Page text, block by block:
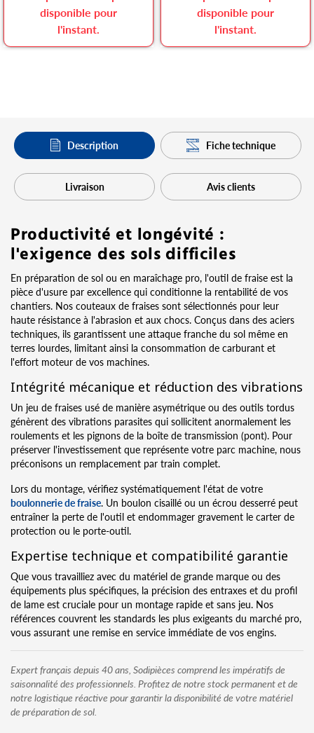
disponible pour
l'instant.
disponible pour
l'instant.
Description Fiche technique
Livraison Avis clients
Productivité et longévité :
l'exigence des sols difficiles
En préparation de sol ou en maraîchage pro, l'outil de fraise est la
pièce d'usure par excellence qui conditionne la rentabilité de vos
chantiers. Nos couteaux de fraises sont sélectionnés pour leur
haute résistance à l'abrasion et aux chocs. Conçus dans des aciers
techniques, ils garantissent une attaque franche du sol même en
terres lourdes, limitant ainsi la consommation de carburant et
l'effort moteur de vos machines.
Intégrité mécanique et réduction des vibrations
Un jeu de fraises usé de manière asymétrique ou des outils tordus
génèrent des vibrations parasites qui sollicitent anormalement les
roulements et les pignons de la boîte de transmission (pont). Pour
préserver l'investissement que représente votre parc machine, nous
préconisons un remplacement par train complet.
Lors du montage, vérifiez systématiquement l'état de votre
boulonnerie de fraise. Un boulon cisaillé ou un écrou desserré peut
entraîner la perte de l'outil et endommager gravement le carter de
protection ou le porte-outil.
Expertise technique et compatibilité garantie
Que vous travailliez avec du matériel de grande marque ou des
équipements plus spécifiques, la précision des entraxes et du profil
de lame est cruciale pour un montage rapide et sans jeu. Nos
références couvrent les standards les plus exigeants du marché pro,
vous assurant une remise en service immédiate de vos engins.
Expert français depuis 40 ans, Sodipièces comprend les impératifs de
saisonnalité des professionnels. Profitez de notre stock permanent et de
notre logistique réactive pour garantir la disponibilité de votre matériel
de préparation de sol.